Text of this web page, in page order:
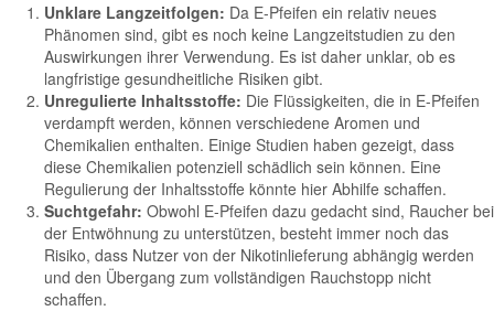
Unklare Langzeitfolgen: Da E-Pfeifen ein relativ neues
Phänomen sind, gibt es noch keine Langzeitstudien zu den
Auswirkungen ihrer Verwendung. Es ist daher unklar, ob es
langfristige gesundheitliche Risiken gibt.
Unregulierte Inhaltsstoffe: Die Flüssigkeiten, die in E-Pfeifen
verdampft werden, können verschiedene Aromen und
Chemikalien enthalten. Einige Studien haben gezeigt, dass
diese Chemikalien potenziell schädlich sein können. Eine
Regulierung der Inhaltsstoffe könnte hier Abhilfe schaffen.
Suchtgefahr: Obwohl E-Pfeifen dazu gedacht sind, Raucher bei
der Entwöhnung zu unterstützen, besteht immer noch das
Risiko, dass Nutzer von der Nikotinlieferung abhängig werden
und den Übergang zum vollständigen Rauchstopp nicht
schaffen.